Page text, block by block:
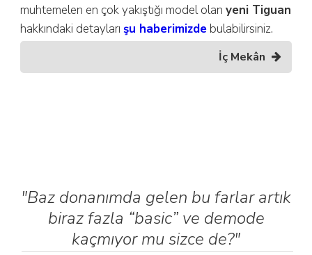
muhtemelen en çok yakıştığı model olanyeni Tiguan
hakkındaki detaylarışu haberimizde bulabilirsiniz.
İç Mekân
"Baz donanımda gelen bu farlar artık
biraz fazla “basic” ve demode
kaçmıyor mu sizce de?"